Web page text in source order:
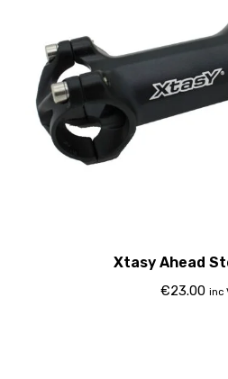
Xtasy Ahead
€23.00 inc